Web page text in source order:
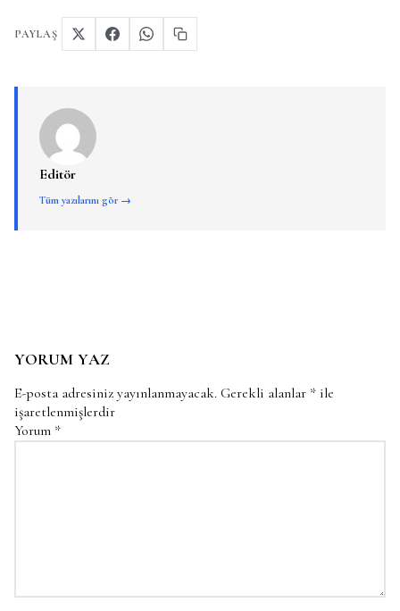
PAYLAŞ
Editör
Tüm yazılarını gör →
YORUM YAZ
E-posta adresiniz yayınlanmayacak. Gerekli alanlar * ile
işaretlenmişlerdir
Yorum *